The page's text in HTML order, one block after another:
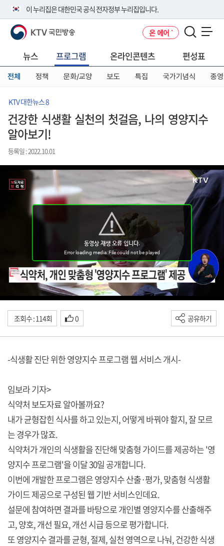
이 누리집은 대한민국 공식 전자정부 누리집입니다.
공식 누리집 주소 확인하기
니다.
이밖에 or.kr 또는 .kr등 다른 도메인 주소를 사용하고 있다면 아래 URL에
서 도메인 주소를 확인해 보세요
KTV 국민방송 온 에어
뉴스 프로그램 온라인콘텐츠 편성표
전체 정책 문화/교양 보도 특집 국가기념식 종영
KTV 대한뉴스 8
건강한 식생활 실천의 첫걸음, 나의 영양지수
알아보기!
등록일 : 2022.10.01
조회수 : 114회 0 공유하기
-식생활 진단 위한 영양지수 프로그램 웹 서비스 개시-
임보라 기자>
식약처 보도자료 알아볼까요?
내가 균형잡힌 식사를 하고 있는지, 어떻게 바꿔야 할지, 잘 모르
는 경우가 많죠.
식약처가 개인의 식생활을 진단해 맞춤형 가이드를 제공하는 '영
양지수 프로그램'을 이달 30일 공개합니다.
이번에 개발한 프로그램은 영양지수 산출·평가, 맞춤형 식생활
가이드 제공으로 구성된 웹 기반 서비스인데요.
설문에 참여하면 결과를 바탕으로 개인별 영양지수를 산출해주
고, 양호, 개선 필요, 개선 시급 등으로 평가합니다.
또 영양지수 결과를 균형, 절제, 실천 영역으로 나눠, 건강한 식생